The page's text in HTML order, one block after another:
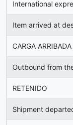
International
Item arrived at
CARGA
Outbound from
RETENIDO
Shipment